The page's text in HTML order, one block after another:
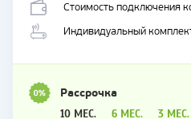
Стоимость подключения
Индивидуальный
Рассрочка
10 МЕС. 6 МЕС. 3 МЕС.